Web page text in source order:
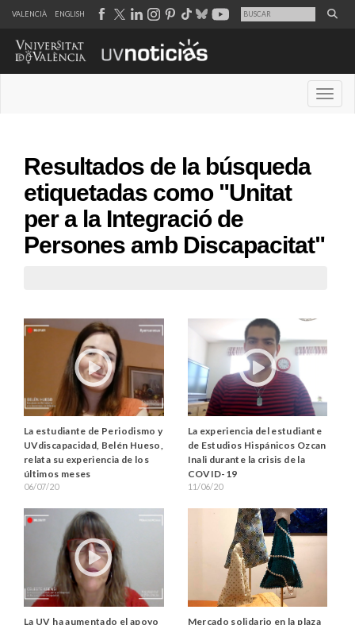
VALENCIÀ ENGLISH
Resultados de la búsqueda
etiquetadas como "Unitat
per a la Integració de
Persones amb Discapacitat"
La estudiante de Periodismo y
UVdiscapacidad, Belén Hueso,
relata su experiencia de los
últimos meses
06/07/20
La experiencia del estudiante
de Estudios Hispánicos Ozcan
Inali durante la crisis de la
COVID-19
11/06/20
La UV ha aumentado el apoyo
Mercado solidario en la plaza